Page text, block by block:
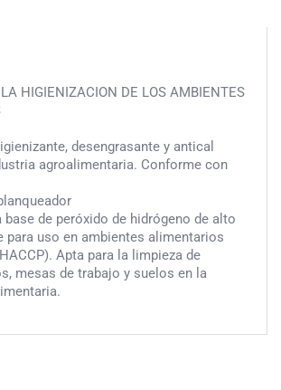
HIGIENIZACION DE LOS AMBIENTES
desengrasante y antical
agroalimentaria. Conforme con
base de peróxido de hidrógeno de alto
para uso en ambientes alimentarios
Apta para la limpieza de
mesas de trabajo y suelos en la